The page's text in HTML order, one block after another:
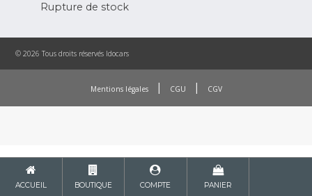
ACCUEIL BOUTIQUE COMPTE PANIER
Rupture de stock
© 2026 Tous droits réservés Idocars
Mentions légales | CGU | CGV